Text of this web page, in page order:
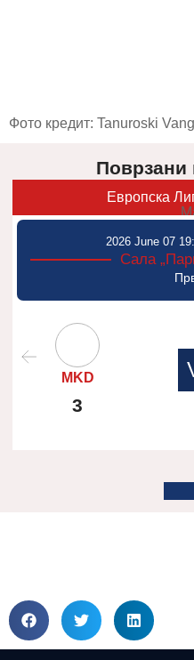
Фото кредит: Tanuroski
Поврзани
Европска
2026 June 07
Сала
MKD
3